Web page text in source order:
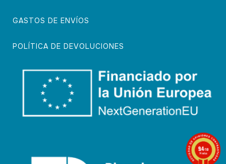
GASTOS DE ENVÍOS
POLÍTICA DE DEVOLUCIONES
9.4/10
74 notas